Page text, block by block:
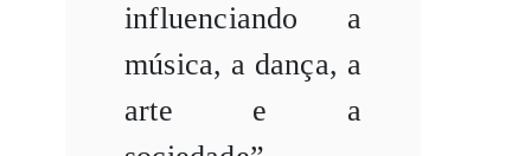
influenciando a
música, a dança, a
arte e a